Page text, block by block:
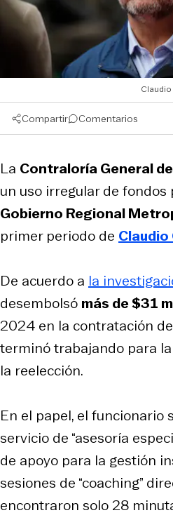
Compartir Comentarios
La Contraloría General
un uso irregular de
Gobierno Regional
primer periodo de
De acuerdo a la
desembolsó más de $31
2024 en la contratación
terminó trabajando para
la reelección.
En el papel, el funcionario
servicio de “asesoría
de apoyo para la gestión
sesiones de “coaching”
encontraron solo 28